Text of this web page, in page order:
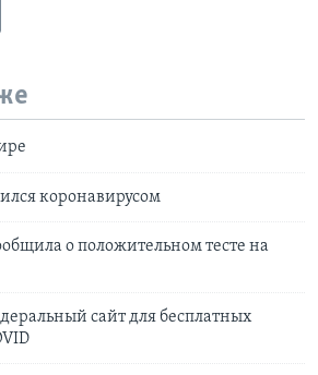
коронавирусом
о положительном тесте на
сайт для бесплатных